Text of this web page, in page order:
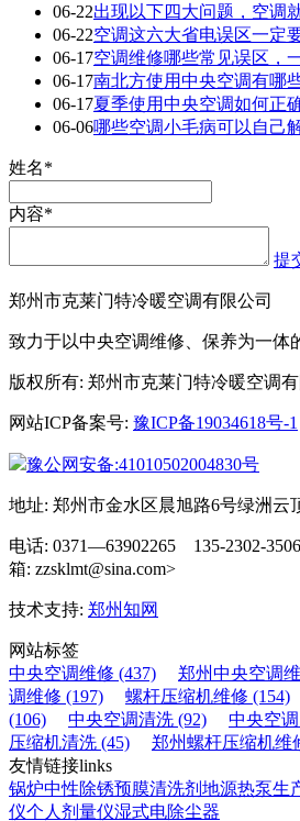
06-22出现以下四大问题，空调
06-22空调这六大省电误区一定
06-17空调维修哪些常见误区，
06-17南北方使用中央空调有哪
06-17夏季使用中央空调如何正
06-06哪些空调小毛病可以自己
姓名*
内容*
提
郑州市克莱门特冷暖空调有限公司
致力于以中央空调维修、保养为一体
版权所有: 郑州市克莱门特冷暖空调有
网站ICP备案号: 豫ICP备19034618号-1
豫公网安备:41010502004830号
地址: 郑州市金水区晨旭路6号绿洲云
电话: 0371—63902265 135-2302-
箱: zzsklmt@sina.com>
技术支持: 郑州知网
网站标签
中央空调维修 (437)
郑州中央空调
调维修 (197)
螺杆压缩机维修 (154)
(106)
中央空调清洗 (92) 中央空
压缩机清洗 (45)
郑州螺杆压缩机维
友情链接links
锅炉中性除锈预膜清洗剂 地源热泵生
仪个人剂量仪湿式电除尘器